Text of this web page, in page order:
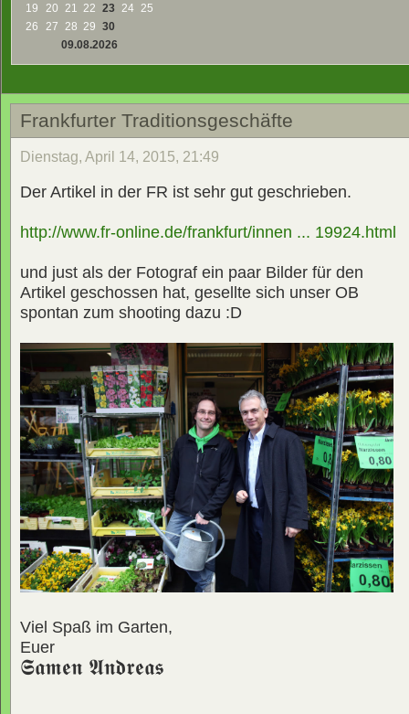
19
20 21 22 23 24 25
26
27 28 29 30
09.08.2026
Frankfurter Traditionsgeschäfte
Dienstag, April 14, 2015, 21:49
Der Artikel in der FR ist sehr gut geschrieben.
http://www.fr-online.de/frankfurt/innen ... 19924.html
und just als der Fotograf ein paar Bilder für den
Artikel geschossen hat, gesellte sich unser OB
spontan zum shooting dazu :D
Viel Spaß im Garten,
Euer
𝕾𝖆𝖒𝖊𝖓 𝕬𝖓𝖉𝖗𝖊𝖆𝖘